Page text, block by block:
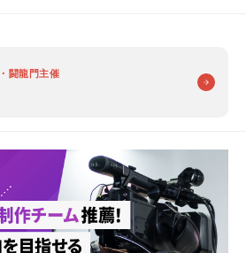
闘龍門主催